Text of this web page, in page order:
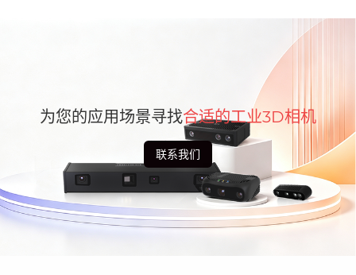
为您的应用场景寻找合适的工业3D相机
联系我们